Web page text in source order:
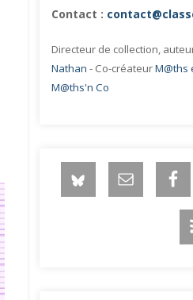
Contact :
Directeur de collection,
Nathan - Co-créateurM@ths
M@ths'n Co